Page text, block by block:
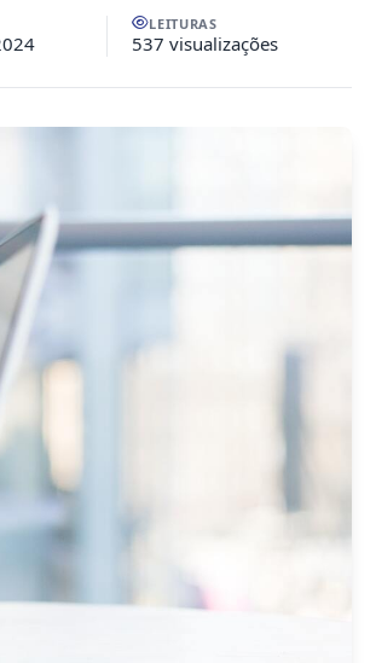
LEITURAS
537 visualizações